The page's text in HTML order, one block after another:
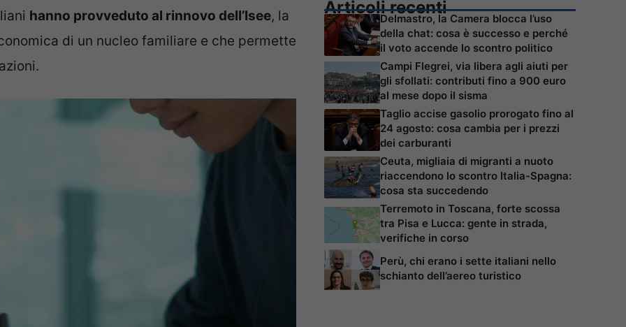
hanno provveduto al rinnovo dell’Isee, la
di un nucleo familiare e che permette
Articoli recenti
Delmastro, la Camera blocca l’uso
della chat: cosa è successo e perché
il voto accende lo scontro politico
Campi Flegrei, via libera agli aiuti per
gli sfollati: contributi fino a 900 euro
al mese dopo il sisma
Taglio accise gasolio prorogato fino al
24 agosto: cosa cambia per i prezzi
dei carburanti
Ceuta, migliaia di migranti a nuoto
riaccendono lo scontro Italia-Spagna:
cosa sta succedendo
Terremoto in Toscana, forte scossa
tra Pisa e Lucca: gente in strada,
verifiche in corso
Perù, chi erano i sette italiani nello
schianto dell’aereo turistico